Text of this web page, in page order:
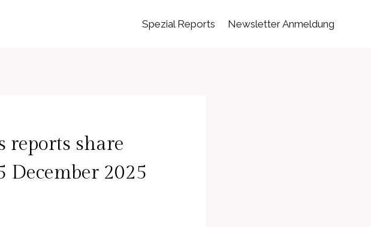
Spezial Reports Newsletter Anmeldung
reports share
December 2025